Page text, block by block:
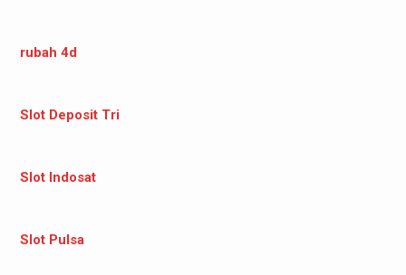
rubah 4d
Slot Deposit Tri
Slot Indosat
Slot Pulsa